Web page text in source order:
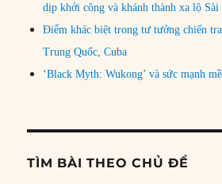
dịp khởi công và khánh thành xa lộ
Điểm khác biệt trong tư tưởng chiến
Trung Quốc, Cuba
‘Black Myth: Wukong’ và sức mạnh
TÌM BÀI THEO CHỦ ĐỀ